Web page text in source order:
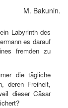
M. Bakunin.
Labyrinth des
es darauf
fremden zu
die tägliche
deren Freiheit,
dieser Cäsar